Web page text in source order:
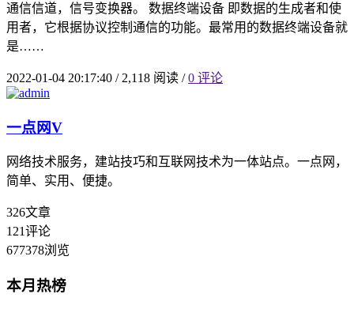
通信信道，信号变换器。 数据终端设备 即数据的生成者和使
用者，它根据协议控制通信的功能。最常用的数据终端设备就
是……
2022-01-04 20:17:40 /2,118 阅读 / 0 评论
一点网V
网络技术服务，建站技巧和互联网技术为一体站点。一点网，
简单、实用、便捷。
326文章
121评论
677378浏览
本月热榜